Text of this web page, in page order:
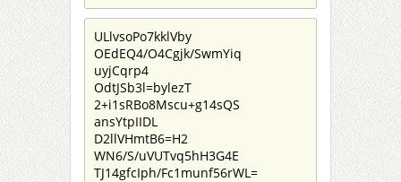
ULlvsoPo7kklVby
OEdEQ4/O4Cgjk/SwmYiq
uyjCqrp4
OdtJSb3l=bylezT
2+i1sRBo8Mscu+g14sQS
ansYtpIIDL
D2llVHmtB6=H2
WN6/S/uVUTvq5hH3G4E
TJ14gfcIph/Fc1munf56rWL=